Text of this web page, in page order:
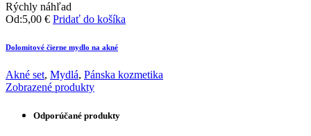
Rýchly náhľad
Od:5,00 € Pridať do košíka
Dolomitové čierne mydlo na akné
Akné set, Mydlá, Pánska kozmetika
Zobrazené produkty
Odporúčané produkty